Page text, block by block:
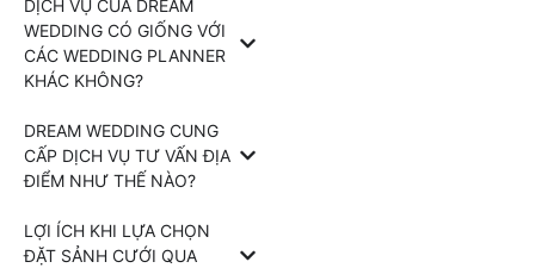
DỊCH VỤ CỦA DREAM
WEDDING CÓ GIỐNG VỚI
CÁC WEDDING PLANNER
KHÁC KHÔNG?
DREAM WEDDING CUNG
CẤP DỊCH VỤ TƯ VẤN ĐỊA
ĐIỂM NHƯ THẾ NÀO?
LỢI ÍCH KHI LỰA CHỌN
ĐẶT SẢNH CƯỚI QUA